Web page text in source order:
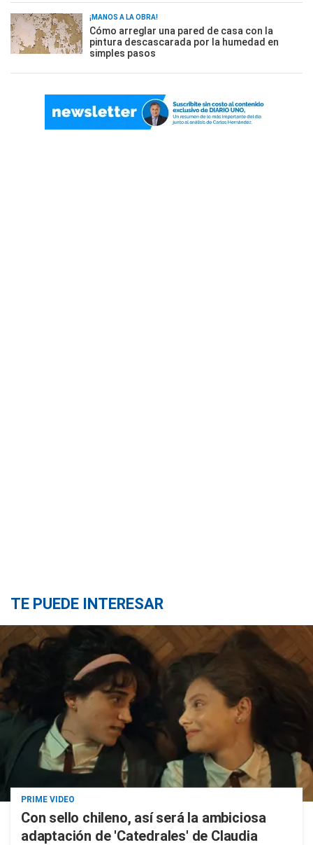
¡MANOS A LA OBRA!
Cómo arreglar una pared de casa con la
pintura descascarada por la humedad en
simples pasos
TE PUEDE INTERESAR
PRIME VIDEO
Con sello chileno, así será la ambiciosa
adaptación de 'Catedrales' de Claudia